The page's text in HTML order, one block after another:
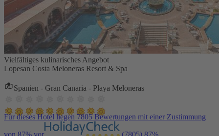
Vielfältiges kulinarisches Angebot
Lopesan Costa Meloneras Resort & Spa
Spanien - Gran Canaria - Playa Meloneras
Für dieses Hotel liegen 7805 Bewertungen mit einer Zustimmung
von 87% vor (7805) 87%